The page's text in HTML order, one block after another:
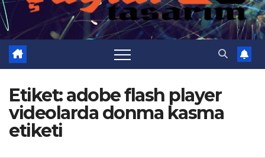
Etiket:adobe flash player
videolarda donma kasma
etiketi